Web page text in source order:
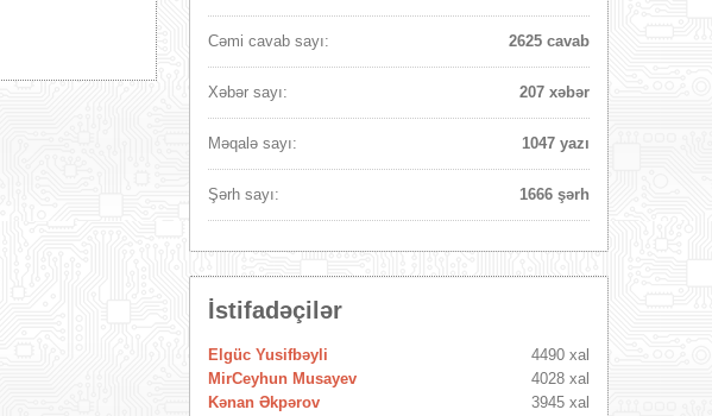
Cəmi cavab sayı: 2625 cavab
Xəbər sayı: 207 xəbər
Məqalə sayı: 1047 yazı
Şərh sayı: 1666 şərh
İstifadəçilər
Elgüc Yusifbəyli
4490 xal
MirCeyhun Musayev
4028 xal
Kənan Əkpərov
3945 xal